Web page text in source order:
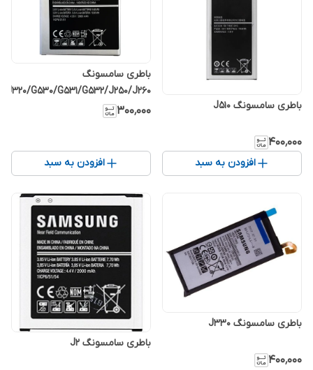
باطری سامسونگ J510
۴۰۰٬۰۰۰
افزودن به سبد
باطری سامسونگ
J320/G530/G531/G532/J250/J260/
۳۰۰٬۰۰۰
افزودن به سبد
باطری سامسونگ J330
۴۰۰٬۰۰۰
باطری سامسونگ J2